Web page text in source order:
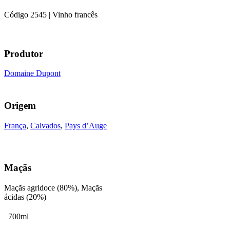
Código 2545 | Vinho francês
Produtor
Domaine Dupont
Origem
França, Calvados, Pays d’Auge
Maçãs
Maçãs agridoce (80%), Maçãs
ácidas (20%)
700ml